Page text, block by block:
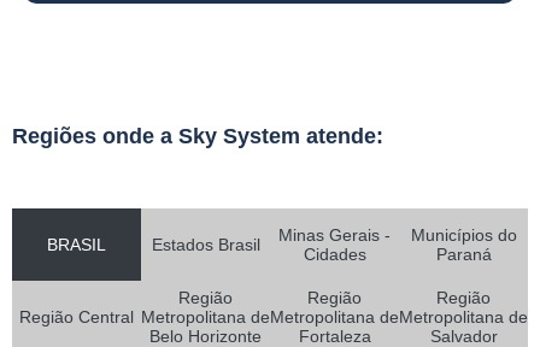
Regiões onde a Sky System atende:
BRASIL Estados Brasil
Minas Gerais -
Cidades
Municípios do
Paraná
Região Central
Região
Metropolitana de
Belo Horizonte
Região
Metropolitana de
Fortaleza
Região
Metropolitana de
Salvador